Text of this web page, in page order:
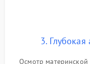
3.
Осмотр